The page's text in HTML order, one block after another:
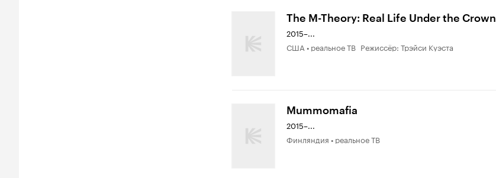
The M-Theory: Real Life Under the Crown
2015–...
США • реальное ТВ Режиссёр: Трэйси Куэста
Mummomafia
2015–...
Финляндия • реальное ТВ